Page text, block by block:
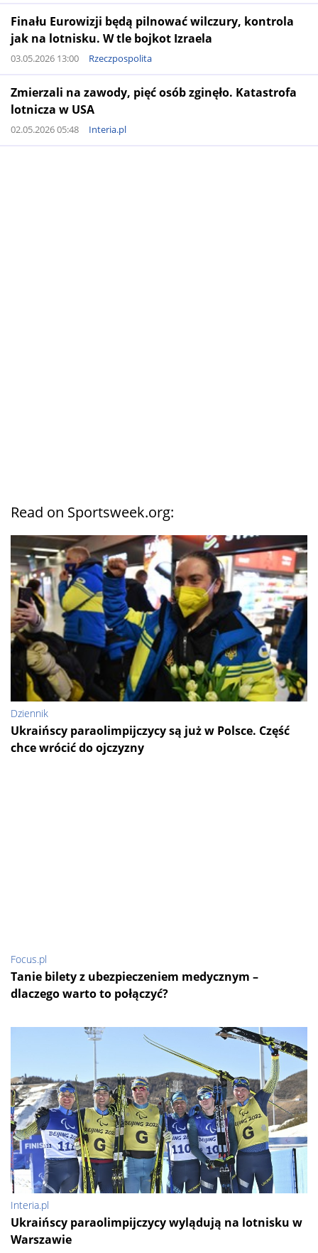
Finału Eurowizji będą pilnować wilczury, kontrola
jak na lotnisku. W tle bojkot Izraela
03.05.2026 13:00 Rzeczpospolita
Zmierzali na zawody, pięć osób zginęło. Katastrofa
lotnicza w USA
02.05.2026 05:48 Interia.pl
Read on Sportsweek.org:
Dziennik
Ukraińscy paraolimpijczycy są już w Polsce. Część
chce wrócić do ojczyzny
Focus.pl
Tanie bilety z ubezpieczeniem medycznym –
dlaczego warto to połączyć?
Interia.pl
Ukraińscy paraolimpijczycy wylądują na lotnisku w
Warszawie